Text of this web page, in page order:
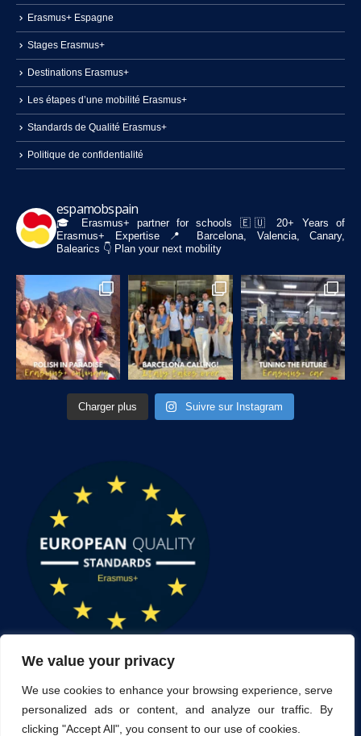
We value your privacy
We use cookies to enhance your browsing experience, serve
personalized ads or content, and analyze our traffic. By
clicking "Accept All", you consent to our use of cookies.
Erasmus+ Espagne
Stages Erasmus+
Destinations Erasmus+
Les étapes d’une mobilité Erasmus+
Standards de Qualité Erasmus+
Politique de confidentialité
🎓 Erasmus+ partner for schools
Erasmus+ Expertise📍 Barcelona, Valencia, Canary,
Balearics👇 Plan your next mobility
Charger plus Suivre sur Instagram